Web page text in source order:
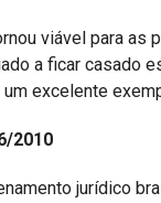
viável para
a ficar casado
excelente
2010
jurídico